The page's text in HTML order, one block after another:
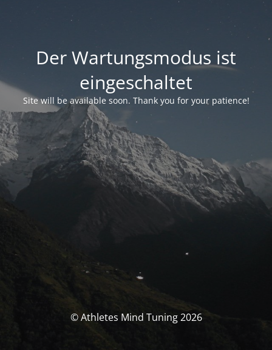
Der Wartungsmodus ist
eingeschaltet
Site will be available soon. Thank you for your patience!
© Athletes Mind Tuning 2026